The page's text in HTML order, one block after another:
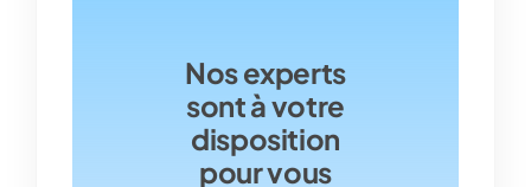
Nos experts
sont à votre
disposition
pour vous